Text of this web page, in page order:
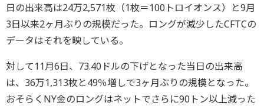
日の出来高は24万2,571枚（1枚＝100トロイオンス）と9月
3日以来2ヶ月ぶりの規模だった。ロングが減少したCFTCの
データはそれを映している。
対して11月6日、73.40ドルの下げとなった当日の出来高
は、36万1,313枚と49％増しで3ヶ月ぶりの規模となった。
おそらくNY金のロングはネットでさらに90トン以上減った